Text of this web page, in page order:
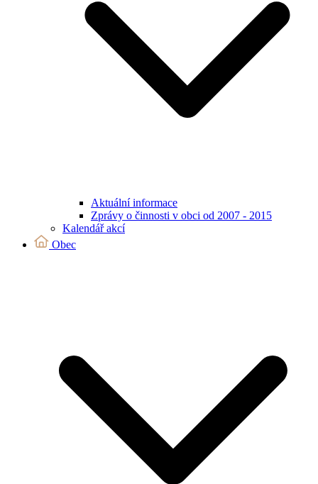
Aktuální informace
Zprávy o činnosti v obci od 2007 - 2015
Kalendář akcí
Obec